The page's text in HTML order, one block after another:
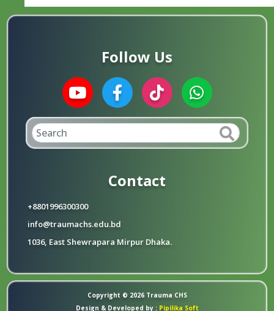
Follow Us
Contact
+8801996300300
info@traumachs.edu.bd
1036, East Shewrapara Mirpur Dhaka.
Copyright © 2026 Trauma CHS
Design & Developed by :Pipilika Soft